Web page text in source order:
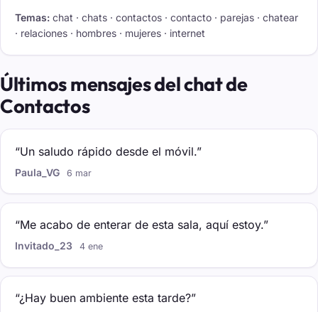
Temas: chat · chats · contactos · contacto · parejas · chatear
· relaciones · hombres · mujeres · internet
Últimos mensajes del chat de
Contactos
“Un saludo rápido desde el móvil.”
Paula_VG 6 mar
“Me acabo de enterar de esta sala, aquí estoy.”
Invitado_23 4 ene
“¿Hay buen ambiente esta tarde?”